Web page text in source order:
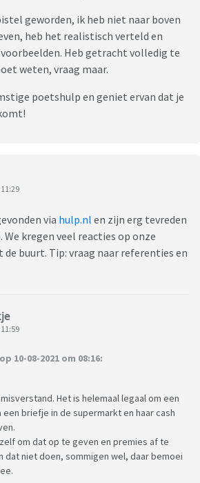
geworden, ik heb niet naar boven
heb het realistisch verteld en
Heb getracht volledig te
weten, vraag maar.
poetshulp en geniet ervan dat je
via hulp.nl en zijn erg tevreden
We kregen veel reacties op onze
de buurt. Tip: vraag naar referenties en
10-08-2021 om 08:16:
Het is helemaal legaal om een
briefje in de supermarkt en haar cash
om dat op te geven en premies af te
dat niet doen, sommigen wel, daar bemoei